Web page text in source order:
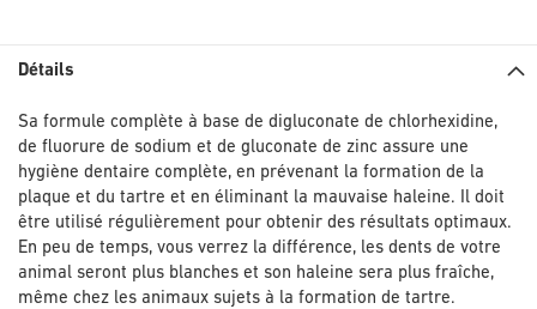
Détails
Sa formule complète à base de digluconate de chlorhexidine,
de fluorure de sodium et de gluconate de zinc assure une
hygiène dentaire complète, en prévenant la formation de la
plaque et du tartre et en éliminant la mauvaise haleine. Il doit
être utilisé régulièrement pour obtenir des résultats optimaux.
En peu de temps, vous verrez la différence, les dents de votre
animal seront plus blanches et son haleine sera plus fraîche,
même chez les animaux sujets à la formation de tartre.